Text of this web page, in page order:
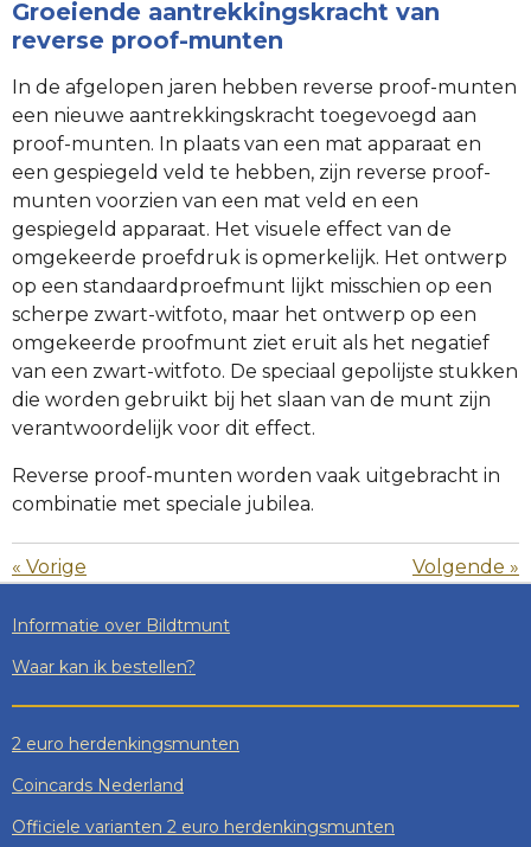
Groeiende aantrekkingskracht van
reverse proof-munten
In de afgelopen jaren hebben reverse proof-munten
een nieuwe aantrekkingskracht toegevoegd aan
proof-munten. In plaats van een mat apparaat en
een gespiegeld veld te hebben, zijn reverse proof-
munten voorzien van een mat veld en een
gespiegeld apparaat. Het visuele effect van de
omgekeerde proefdruk is opmerkelijk. Het ontwerp
op een standaardproefmunt lijkt misschien op een
scherpe zwart-witfoto, maar het ontwerp op een
omgekeerde proofmunt ziet eruit als het negatief
van een zwart-witfoto. De speciaal gepolijste stukken
die worden gebruikt bij het slaan van de munt zijn
verantwoordelijk voor dit effect.
Reverse proof-munten worden vaak uitgebracht in
combinatie met speciale jubilea.
« Vorige Volgende »
Informatie over Bildtmunt
Waar kan ik bestellen?
2 euro herdenkingsmunten
Coincards Nederland
Officiele varianten 2 euro herdenkingsmunten